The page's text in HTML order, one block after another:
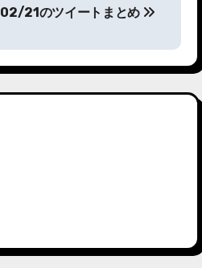
02/21のツイートまとめ